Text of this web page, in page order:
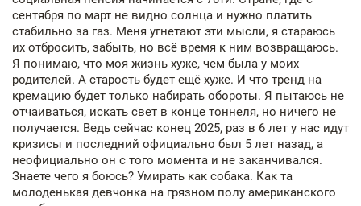
сентября по март не видно солнца и нужно платить
стабильно за газ. Меня угнетают эти мысли, я стараюсь
их отбросить, забыть, но всё время к ним возвращаюсь.
Я понимаю, что моя жизнь хуже, чем была у моих
родителей. А старость будет ещё хуже. И что тренд на
кремацию будет только набирать обороты. Я пытаюсь не
отчаиваться, искать свет в конце тоннеля, но ничего не
получается. Ведь сейчас конец 2025, раз в 6 лет у нас идут
кризисы и последний официально был 5 лет назад, а
неофициально он с того момента и не заканчивался.
Знаете чего я боюсь? Умирать как собака. Как та
молоденькая девчонка на грязном полу американского